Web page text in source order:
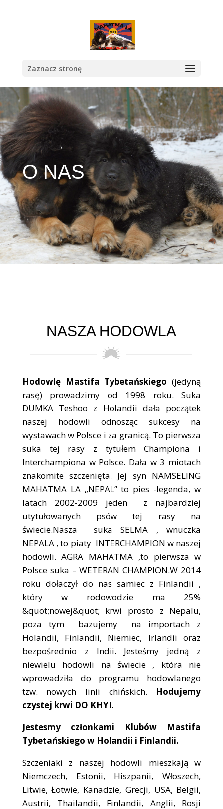
Zaznacz stronę
O NAS
NASZA HODOWLA
Hodowlę Mastifa Tybetańskiego (jedyną
rasę) prowadzimy od 1998 roku. Suka
DUMKA Teshoo z Holandii dała początek
naszej hodowli odnosząc sukcesy na
wystawach w Polsce i za granicą. To pierwsza
suka tej rasy z tytułem Championa i
Interchampiona w Polsce. Dała w 3 miotach
znakomite szczenięta. Jej syn NAMSELING
MAHATMA LA „NEPAL” to pies -legenda, w
latach 2002-2009 jeden z najbardziej
utytułowanych psów tej rasy na
świecie.Nasza suka SELMA , wnuczka
NEPALA , to piaty INTERCHAMPION w naszej
hodowli. AGRA MAHATMA ,to pierwsza w
Polsce suka – WETERAN CHAMPION.W 2014
roku dołaczył do nas samiec z Finlandii ,
który w rodowodzie ma 25%
&quot;nowej&quot; krwi prosto z Nepalu,
poza tym bazujemy na importach z
Holandii, Finlandii, Niemiec, Irlandii oraz
bezpośrednio z Indii. Jesteśmy jedną z
niewielu hodowli na świecie , która nie
wprowadziła do programu hodowlanego
tzw. nowych linii chińskich. Hodujemy
czystej krwi DO KHYI.
Jestesmy członkami Klubów Mastifa
Tybetańskiego w Holandii i Finlandii.
Szczeniaki z naszej hodowli mieszkają w
Niemczech, Estonii, Hiszpanii, Włoszech,
Litwie, Łotwie, Kanadzie, Grecji, USA, Belgii,
Austrii, Thailandii, Finlandii, Anglii, Rosji